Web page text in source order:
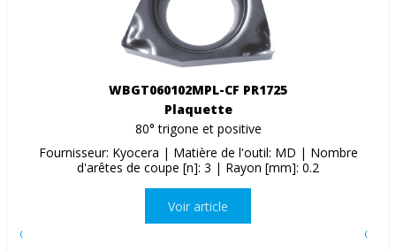
WBGT060102MPL-CF PR1725
Plaquette
80° trigone et positive
Fournisseur: Kyocera | Matière de l'outil: MD | Nombre
d'arêtes de coupe [n]: 3 | Rayon [mm]: 0.2
Voir article